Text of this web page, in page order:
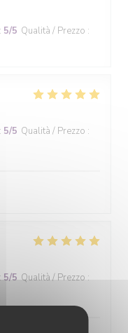
: 5/5 Qualità / Prezzo :
: 5/5 Qualità / Prezzo :
5/5 Qualità / Prezzo :